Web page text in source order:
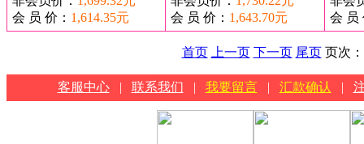
会 员 价： 1,614.35元
会 员 价： 1,643.70元
会 员
首页 上一页 下一页 尾页页次：
客服中心 | 联系我们 | 我要留言 | 汇款确认 |